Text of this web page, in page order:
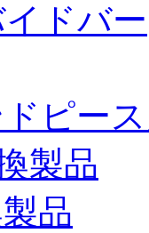
ドバー
ピー
製品
品